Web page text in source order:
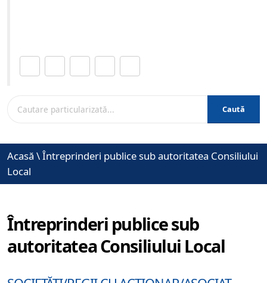
Caută
Acasă \Întreprinderi publice sub autoritatea Consiliului
Local
Întreprinderi publice sub
autoritatea Consiliului Local